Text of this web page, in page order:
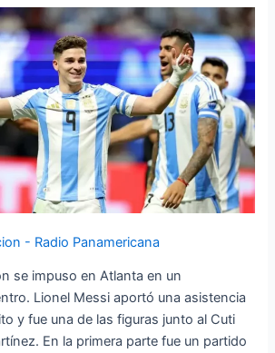
- Radio Panamericana
se impuso en Atlanta en un
Lionel Messi aportó una asistencia
y fue una de las figuras junto al Cuti
En la primera parte fue un partido